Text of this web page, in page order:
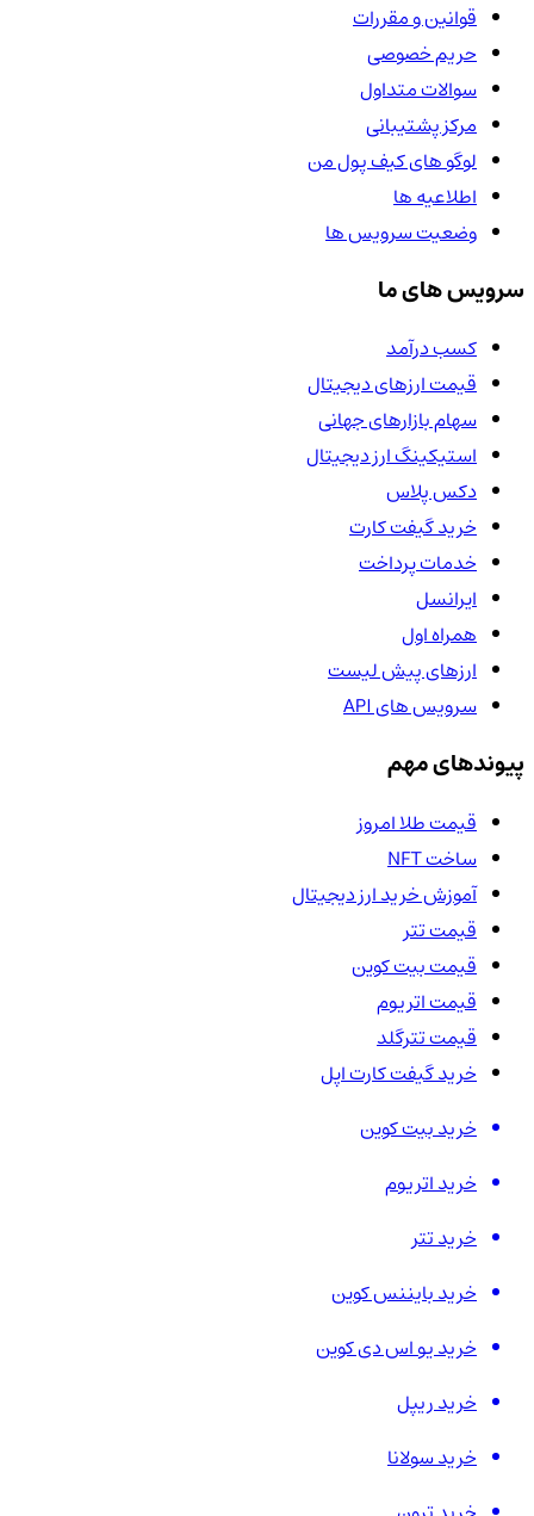
قوانین و مقررات
حریم خصوصی
سوالات متداول
مرکز پشتیبانی
لوگو های کیف پول من
اطلاعیه ها
وضعیت سرویس ها
سرویس های ما
کسب درآمد
قیمت ارزهای دیجیتال
سهام بازارهای جهانی
استیکینگ ارز دیجیتال
دکس پلاس
خرید گیفت کارت
خدمات پرداخت
ایرانسل
همراه اول
ارزهای پیش لیست
سرویس های API
پیوندهای مهم
قیمت طلا امروز
ساخت NFT
آموزش خرید ارز دیجیتال
قیمت تتر
قیمت بیت کوین
قیمت اتریوم
قیمت تترگلد
خرید گیفت کارت اپل
خرید بیت کوین
خرید اتریوم
خرید تتر
خرید بایننس کوین
خرید یو اس دی کوین
خرید ریپل
خرید سولانا